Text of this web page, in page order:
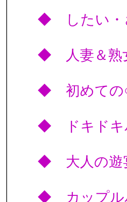
◆ したい
◆ 人妻
◆ 初め
◆ ドキド
◆ 大人
◆ カップ